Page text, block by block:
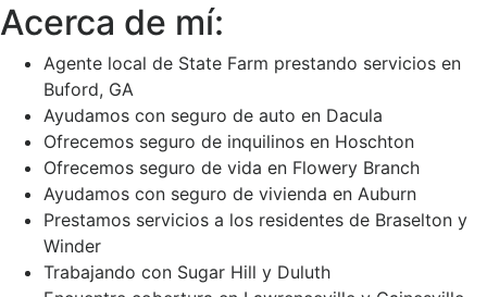
Acerca de mí:
Agente local de State Farm prestando servicios en
Buford, GA
Ayudamos con seguro de auto en Dacula
Ofrecemos seguro de inquilinos en Hoschton
Ofrecemos seguro de vida en Flowery Branch
Ayudamos con seguro de vivienda en Auburn
Prestamos servicios a los residentes de Braselton y
Winder
Trabajando con Sugar Hill y Duluth